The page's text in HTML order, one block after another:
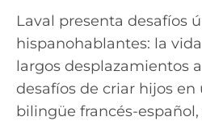
Laval presenta desafíos
hispanohablantes: la
largos desplazamientos
desafíos de criar hijos
bilingüe francés-español,